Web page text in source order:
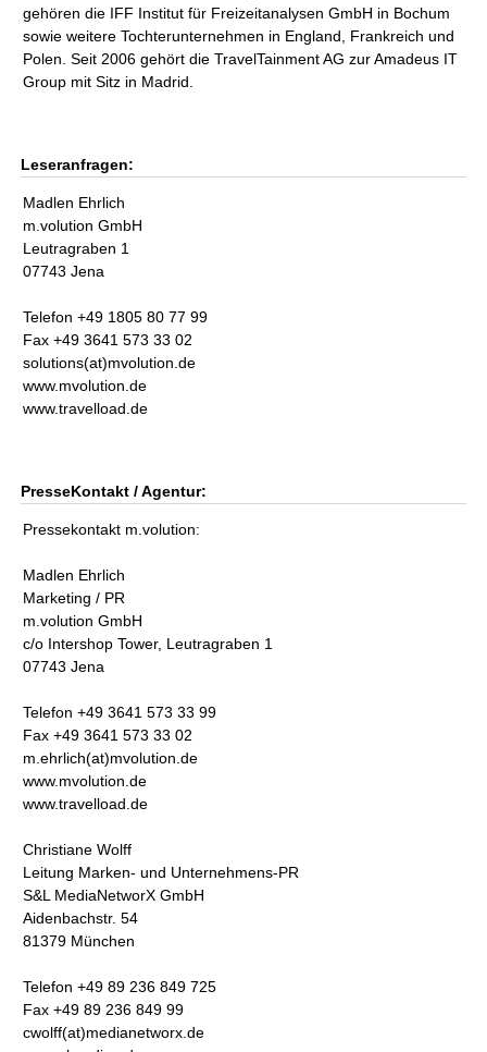
gehören die IFF Institut für Freizeitanalysen GmbH in Bochum
sowie weitere Tochterunternehmen in England, Frankreich und
Polen. Seit 2006 gehört die TravelTainment AG zur Amadeus IT
Group mit Sitz in Madrid.
Leseranfragen:
Madlen Ehrlich
m.volution GmbH
Leutragraben 1
07743 Jena
Telefon +49 1805 80 77 99
Fax +49 3641 573 33 02
solutions(at)mvolution.de
www.mvolution.de
www.travelload.de
PresseKontakt / Agentur:
Pressekontakt m.volution:
Madlen Ehrlich
Marketing / PR
m.volution GmbH
c/o Intershop Tower, Leutragraben 1
07743 Jena
Telefon +49 3641 573 33 99
Fax +49 3641 573 33 02
m.ehrlich(at)mvolution.de
www.mvolution.de
www.travelload.de
Christiane Wolff
Leitung Marken- und Unternehmens-PR
S&L MediaNetworX GmbH
Aidenbachstr. 54
81379 München
Telefon +49 89 236 849 725
Fax +49 89 236 849 99
cwolff(at)medianetworx.de